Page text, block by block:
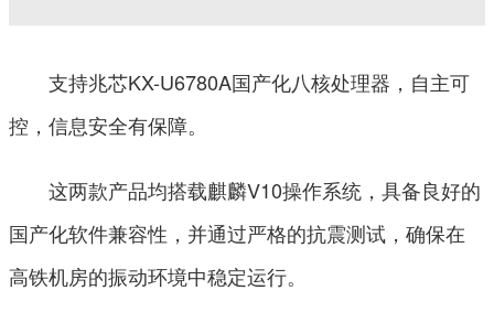
支持兆芯KX-U6780A国产化八核处理器，自主可
控，信息安全有保障。
这两款产品均搭载麒麟V10操作系统，具备良好的
国产化软件兼容性，并通过严格的抗震测试，确保在
高铁机房的振动环境中稳定运行。